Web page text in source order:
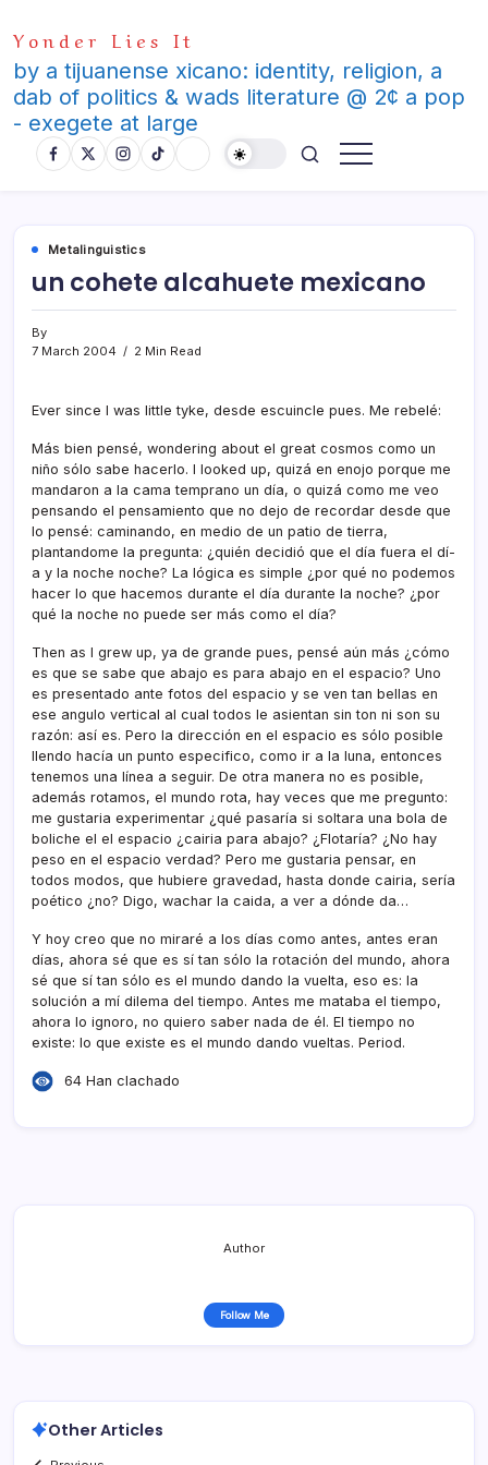
to
content
Yonder Lies It
by a tijuanense xicano: identity, religion, a
dab of politics & wads literature @ 2¢ a pop
- exegete at large
Metalinguistics
un cohete alcahuete mexicano
By
7 March 2004
2 Min Read
Ever since I was little tyke, desde escuincle pues. Me rebelé:
Más bien pensé, wondering about el great cosmos como un
niño sólo sabe hacerlo. I looked up, quizá en enojo porque me
mandaron a la cama temprano un dí­a, o quizá como me veo
pensando el pensamiento que no dejo de recordar desde que
lo pensé: caminando, en medio de un patio de tierra,
plantandome la pregunta: ¿quién decidió que el dí­a fuera el dí­
a y la noche noche? La lógica es simple ¿por qué no podemos
hacer lo que hacemos durante el dí­a durante la noche? ¿por
qué la noche no puede ser más como el dí­a?
Then as I grew up, ya de grande pues, pensé aún más ¿cómo
es que se sabe que abajo es para abajo en el espacio? Uno
es presentado ante fotos del espacio y se ven tan bellas en
ese angulo vertical al cual todos le asientan sin ton ni son su
razón: así­ es. Pero la dirección en el espacio es sólo posible
llendo hací­a un punto especifico, como ir a la luna, entonces
tenemos una lí­nea a seguir. De otra manera no es posible,
además rotamos, el mundo rota, hay veces que me pregunto:
me gustaria experimentar ¿qué pasarí­a si soltara una bola de
boliche el el espacio ¿cairia para abajo? ¿Flotarí­a? ¿No hay
peso en el espacio verdad? Pero me gustaria pensar, en
todos modos, que hubiere gravedad, hasta donde cairia, serí­a
poético ¿no? Digo, wachar la caida, a ver a dónde da…
Y hoy creo que no miraré a los dí­as como antes, antes eran
dí­as, ahora sé que es sí­ tan sólo la rotación del mundo, ahora
sé que sí­ tan sólo es el mundo dando la vuelta, eso es: la
solución a mí­ dilema del tiempo. Antes me mataba el tiempo,
ahora lo ignoro, no quiero saber nada de él. El tiempo no
existe: lo que existe es el mundo dando vueltas. Period.
64 Han clachado
Author
Follow Me
Other Articles